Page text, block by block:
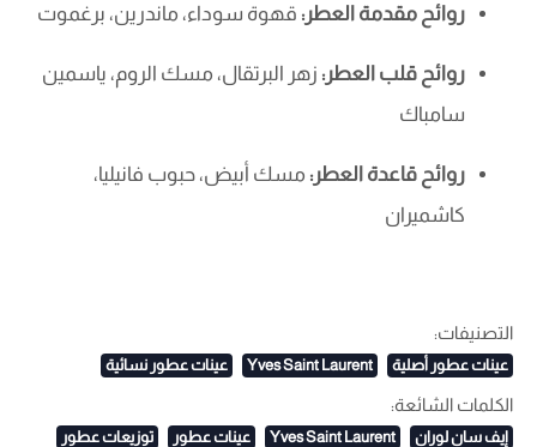
روائح مقدمة العطر: قهوة سوداء، ماندرين، برغموت
روائح قلب العطر: زهر البرتقال، مسك الروم، ياسمين
سامباك
روائح قاعدة العطر: مسك أبيض، حبوب فانيليا،
كاشميران
التصنيفات:
عينات عطور أصلية Yves Saint Laurent عينات عطور نسائية
الكلمات الشائعة:
إيف سان لوران Yves Saint Laurent عينات عطور توزيعات عطور